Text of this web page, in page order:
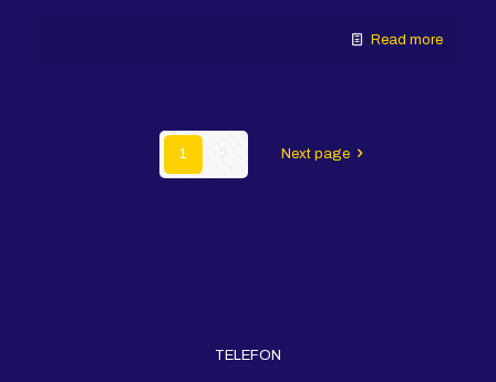
Read more
1 2 Next page
TELEFON